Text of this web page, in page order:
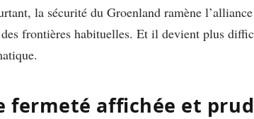
la sécurité du Groenland ramène
frontières habituelles. Et il devient plus
fermeté affichée et